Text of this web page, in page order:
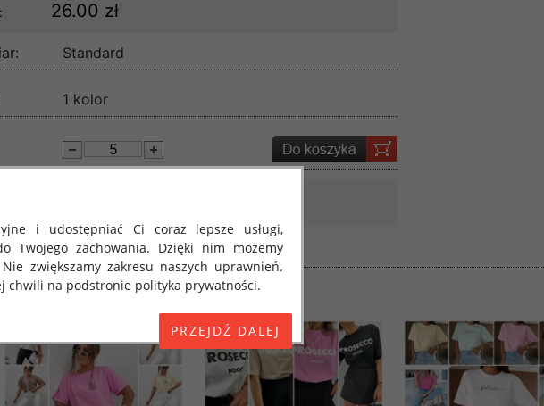
26.00 zł
Standard
1 kolor
i udostępniać Ci coraz lepsze usługi,
Twojego zachowania. Dzięki nim możemy
zwiększamy zakresu naszych uprawnień.
chwili na podstronie polityka prywatności.
i Rady (UE) 2016/679 z dnia 27
danych osobowych i w sprawie
46/WE (określane jako "RODO", "ORODO",
z tym chcielibyśmy poinformować Cię o
się to po dniu 25 maja 2018 roku. Poniżej